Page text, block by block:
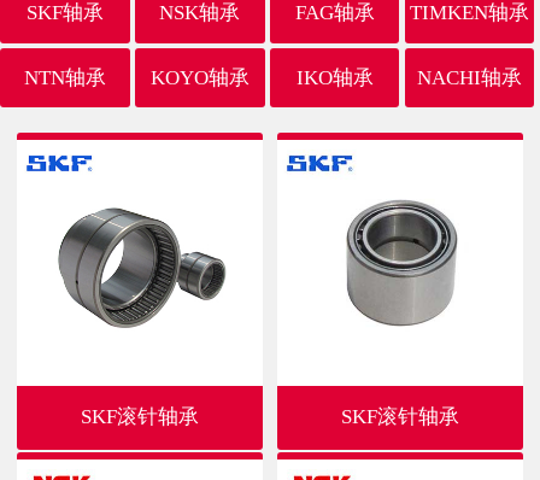
SKF轴承
NSK轴承 FAG轴承 TIMKEN轴承
NTN轴承 KOYO轴承 IKO轴承 NACHI轴承
SKF滚针轴承 SKF滚针轴承